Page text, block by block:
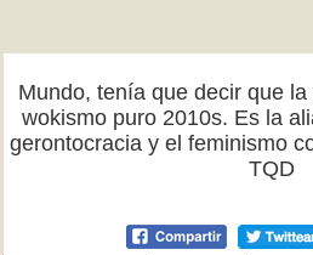
Mundo, tenía que decir que
wokismo puro 2010s. Es la
gerontocracia y el feminismo
TQD